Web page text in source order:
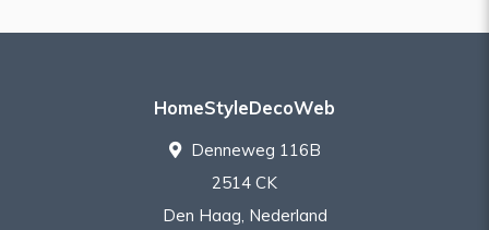
HomeStyleDecoWeb
Denneweg 116B
2514 CK
Den Haag, Nederland